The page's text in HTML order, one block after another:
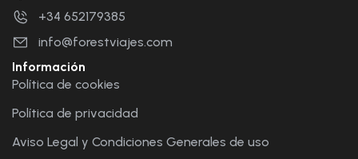
+34 652179385
info@forestviajes.com
Información
Política de cookies
Política de privacidad
Aviso Legal y Condiciones Generales de uso